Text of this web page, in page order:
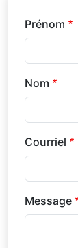
Prénom
Nom
Courriel
Message